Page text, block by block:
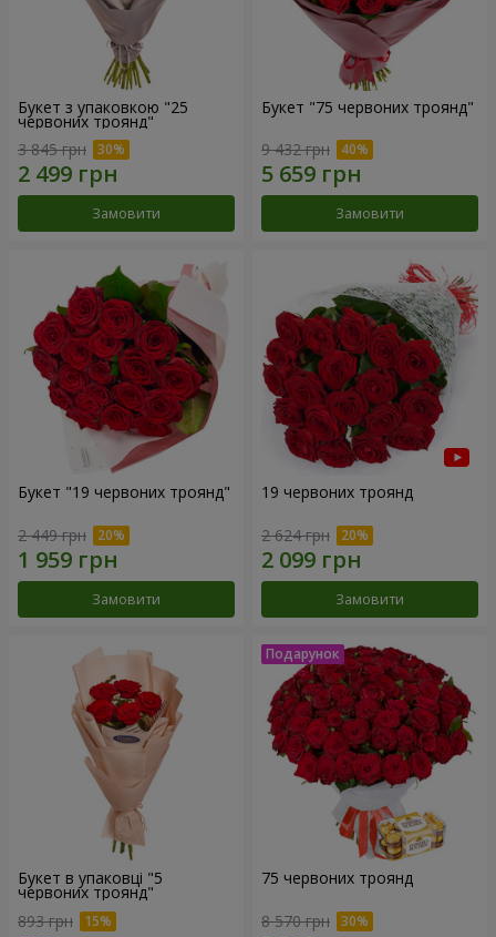
Букет з упаковкою "25
червоних троянд"
3 845 грн
Замовити
Букет "75 червоних троянд"
9 432 грн
Замовити
Букет "19 червоних троянд"
2 449 грн
Замовити
19 червоних троянд
2 624 грн
Замовити
Букет в упаковці "5
червоних троянд"
893 грн
75 червоних троянд
8 570 грн